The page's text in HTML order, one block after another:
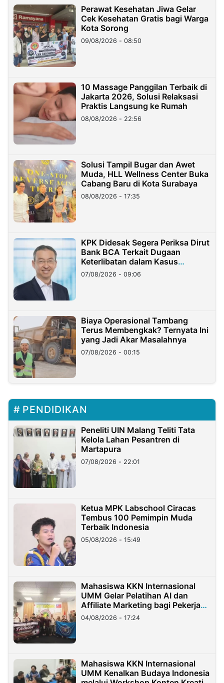
Perawat Kesehatan Jiwa Gelar
Cek Kesehatan Gratis bagi Warga
Kota Sorong
09/08/2026 - 08:50
10 Massage Panggilan Terbaik di
Jakarta 2026, Solusi Relaksasi
Praktis Langsung ke Rumah
08/08/2026 - 22:56
Solusi Tampil Bugar dan Awet
Muda, HLL Wellness Center Buka
Cabang Baru di Kota Surabaya
08/08/2026 - 17:35
KPK Didesak Segera Periksa Dirut
Bank BCA Terkait Dugaan
Keterlibatan dalam Kasus
Hilangnya Dana Nasabah Rp2,58
Miliar
07/08/2026 - 09:06
Biaya Operasional Tambang
Terus Membengkak? Ternyata Ini
yang Jadi Akar Masalahnya
07/08/2026 - 00:15
PENDIDIKAN
Peneliti UIN Malang Teliti Tata
Kelola Lahan Pesantren di
Martapura
07/08/2026 - 22:01
Ketua MPK Labschool Ciracas
Tembus 100 Pemimpin Muda
Terbaik Indonesia
05/08/2026 - 15:49
Mahasiswa KKN Internasional
UMM Gelar Pelatihan AI dan
Affiliate Marketing bagi Pekerja
Migran Indonesia di Taiwan
04/08/2026 - 17:24
Mahasiswa KKN Internasional
UMM Kenalkan Budaya Indonesia